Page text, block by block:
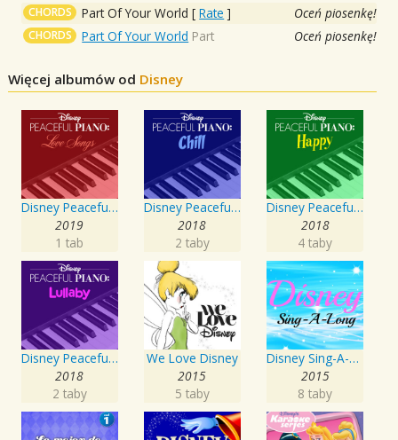
CHORDS Part Of Your World [Rate ] Oceń piosenkę!
CHORDS Part Of Your World Part Oceń piosenkę!
Więcej albumów od Disney
Disney Peaceful Piano: Love Songs
2019
1 tab
Disney Peaceful Piano: Chill
2018
2 taby
Disney Peaceful Piano: Happy
2018
4 taby
Disney Peaceful Piano: Lullaby
2018
2 taby
We Love Disney
2015
5 taby
Disney Sing-A-Long
2015
8 taby